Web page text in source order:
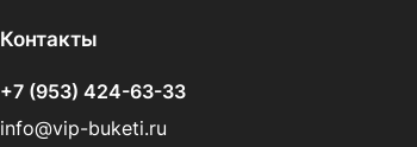
Контакты
+7 (953) 424-63-33
info@vip-buketi.ru